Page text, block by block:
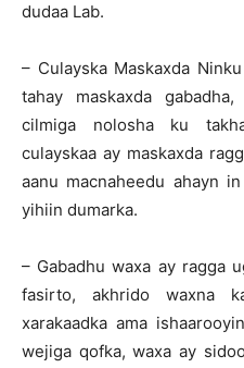
dudaa Lab.
– Culayska Maskaxda
tahay maskaxda
cilmiga nolosha ku
culayskaa ay maskaxda
aanu macnaheedu ahayn
yihiin dumarka.
– Gabadhu waxa ay ragga
fasirto, akhrido waxna
xarakaadka ama
wejiga qofka, waxa ay